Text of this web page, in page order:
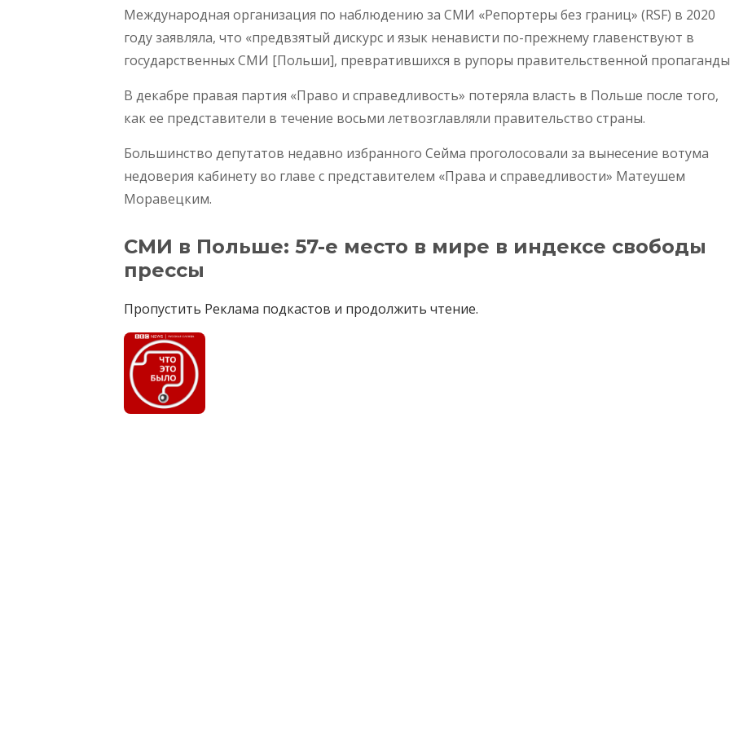
Международная организация по наблюдению за СМИ «Репортеры без границ» (RSF) в 2020
году заявляла, что «предвзятый дискурс и язык ненависти по-прежнему главенствуют в
государственных СМИ [Польши], превратившихся в рупоры правительственной
В декабре правая партия «Право и справедливость» потеряла власть в Польше после того,
как ее представители в течение восьми летвозглавляли правительство страны.
Большинство депутатов недавно избранного Сейма проголосовали за вынесение вотума
недоверия кабинету во главе с представителем «Права и справедливости» Матеушем
Моравецким.
СМИ в Польше: 57-е место в мире в индексе свободы
прессы
Пропустить Реклама подкастов и продолжить чтение.